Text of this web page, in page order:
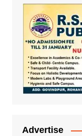
Advertise